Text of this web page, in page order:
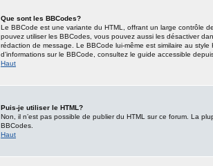
Que sont les BBCodes?
Le BBCode est une variante du HTML, offrant un large contrôle
pouvez utiliser les BBCodes, vous pouvez aussi les désactiver
rédaction de message. Le BBCode lui-même est similaire au
d’informations sur le BBCode, consultez le guide accessible
Haut
Puis-je utiliser le HTML?
Non, il n’est pas possible de publier du HTML sur ce forum. La
BBCodes.
Haut